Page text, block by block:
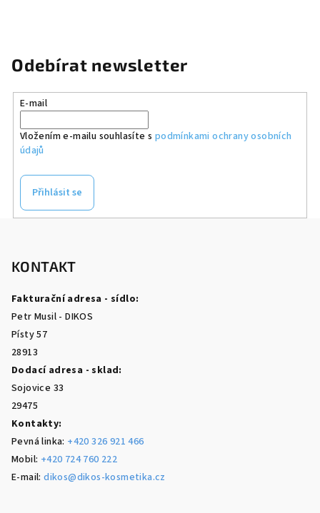
Odebírat newsletter
E-mail
Vložením e-mailu souhlasíte s podmínkami ochrany osobních
údajů
Přihlásit se
KONTAKT
Fakturační adresa - sídlo:
Petr Musil - DIKOS
Písty 57
28913
Dodací adresa - sklad:
Sojovice 33
29475
Kontakty:
Pevná linka: +420 326 921 466
Mobil: +420 724 760 222
E-mail:dikos@dikos-kosmetika.cz